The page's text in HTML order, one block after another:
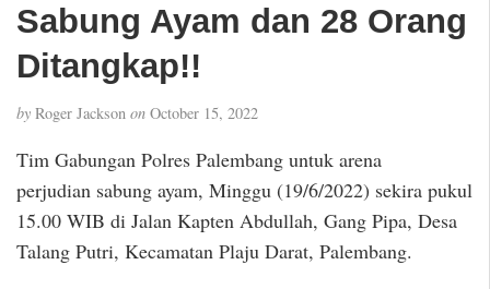
a
Sabung Ayam dan 28 Orang
Ditangkap!!
by Roger Jackson on October 15, 2022
Tim Gabungan Polres Palembang untuk arena
perjudian sabung ayam, Minggu (19/6/2022) sekira pukul
15.00 WIB di Jalan Kapten Abdullah, Gang Pipa, Desa
Talang Putri, Kecamatan Plaju Darat, Palembang.